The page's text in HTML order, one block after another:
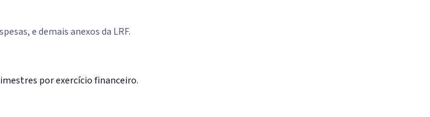
e demais anexos da LRF.
por exercício financeiro.